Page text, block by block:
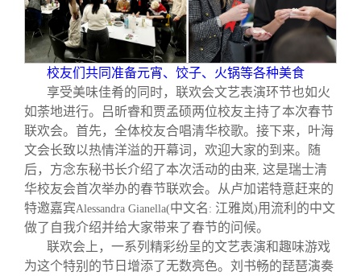
校友们共同准备元宵、饺子、火锅等各种美食
享受美味佳肴的同时，联欢会文艺表演环节也如火
如荼地进行。吕昕睿和贾孟硕两位校友主持了本次春节
联欢会。首先，全体校友合唱清华校歌。接下来，叶海
文会长致以热情洋溢的开幕词，欢迎大家的到来。随
后，方念东秘书长介绍了本次活动的由来 这是瑞士清
华校友会首次举办的春节联欢会。从卢加诺特意赶来的
特邀嘉宾Alessandra Gianella(中文名 : 江雅岚)用流利的中文
做了自我介绍并给大家带来了春节的问候。
联欢会上，一系列精彩纷呈的文艺表演和趣味游戏
为这个特别的节日增添了无数亮色。刘书畅的琵琶演奏